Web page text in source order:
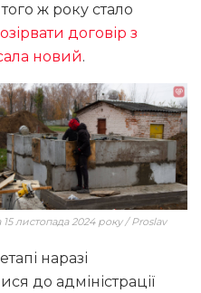
ж року стало
договір з
новий.
листопада 2024 року / Proslav
наразі
до адміністрації